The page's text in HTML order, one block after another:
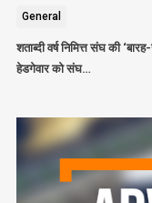
General
शताब्दी वर्ष निमित्त संघ की
हेडगेवार को संघ…